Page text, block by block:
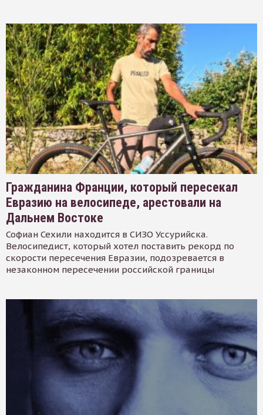
Гражданина Франции, который пересекал
Евразию на велосипеде, арестовали на
Дальнем Востоке
Софиан Сехили находится в СИЗО Уссурийска.
Велосипедист, который хотел поставить рекорд по
скорости пересечения Евразии, подозревается в
незаконном пересечении российской границы